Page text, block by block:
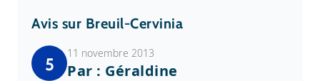
Avis sur Breuil-Cervinia
5
11 novembre 2013
Par : Géraldine